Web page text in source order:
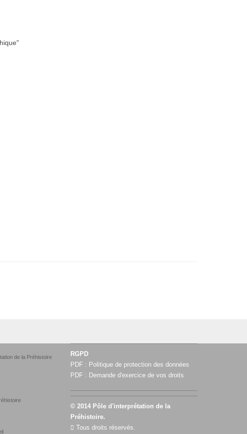
de la Préhistoire
RGPD
PDF : Politique de protection des données
PDF : Demande d'exercice de vos droits
© 2014 Pôle d'interprétation de la
Préhistoire.
Tous droits réservés.